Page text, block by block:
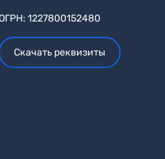
1227800152480
Скачать реквизиты